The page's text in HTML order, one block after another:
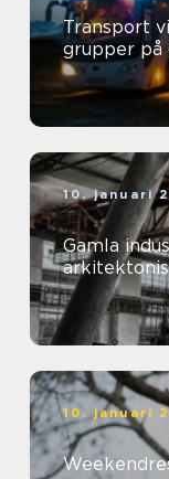
Transport visby smarta
grupper på
10. januari
Gamla
10. januari